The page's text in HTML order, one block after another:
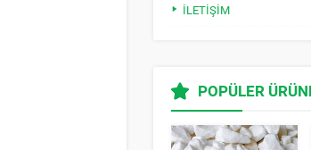
İLETIŞIM
POPÜLER